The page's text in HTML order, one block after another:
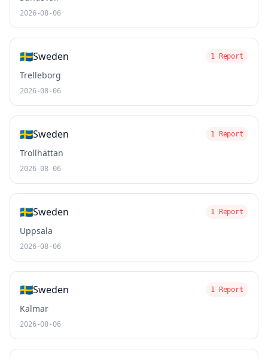
2026-08-06
🇸🇪Sweden 1 Report
Trelleborg
2026-08-06
🇸🇪Sweden 1 Report
Trollhättan
2026-08-06
🇸🇪Sweden 1 Report
Uppsala
2026-08-06
🇸🇪Sweden 1 Report
Kalmar
2026-08-06